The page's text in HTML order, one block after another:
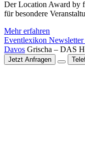
Der Location Award by
für besondere
Mehr erfahren
Eventlexikon Newsletter
Davos Grischa – DAS
Jetzt Anfragen